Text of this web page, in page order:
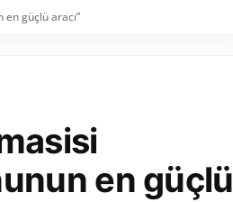
güçlü aracı”
en güçlü